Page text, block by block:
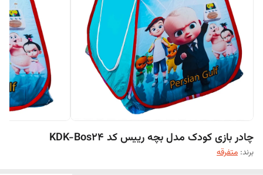
چادر بازی کودک مدل بچه رییس کد KDK-Bos24
برند: متفرقه